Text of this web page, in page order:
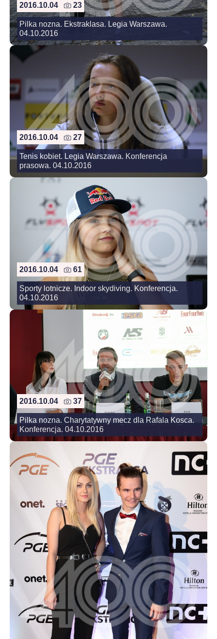
2016.10.04 23
Pilka nozna. Ekstraklasa. Legia Warszawa.
04.10.2016
2016.10.04 27
Tenis kobiet. Legia Warszawa. Konferencja
prasowa. 04.10.2016
2016.10.04 61
Sporty lotnicze. Indoor skydiving. Konferencja.
04.10.2016
2016.10.04 37
Pilka nozna. Charytatywny mecz dla Rafala Kosca.
Konferencja. 04.10.2016